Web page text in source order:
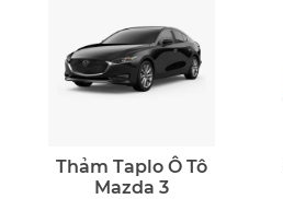
Thảm Taplo Ô Tô
Mazda 3